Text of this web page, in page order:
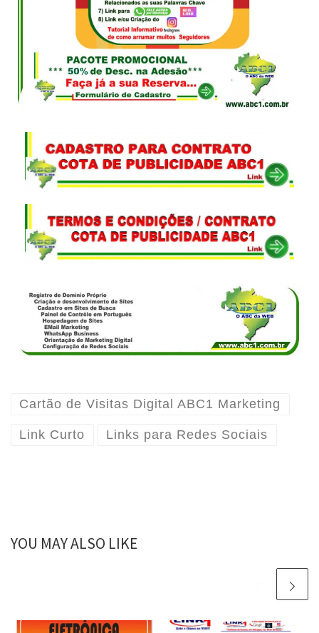
Cartão de Visitas Digital ABC1 Marketing
Link Curto Links para Redes Sociais
YOU MAY ALSO LIKE